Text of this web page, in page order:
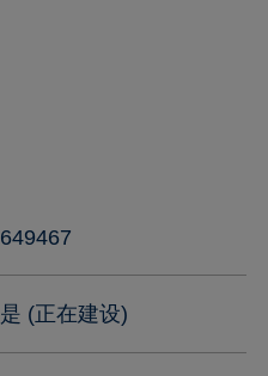
649467
是 (正在建设)